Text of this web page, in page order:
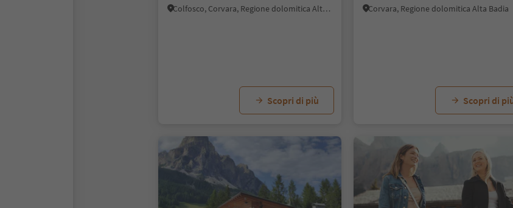
Colfosco, Corvara, Regione dolomitica Alta Badia
Scopri di più
Corvara, Regione dolomitica Alta Badia
Scopri di